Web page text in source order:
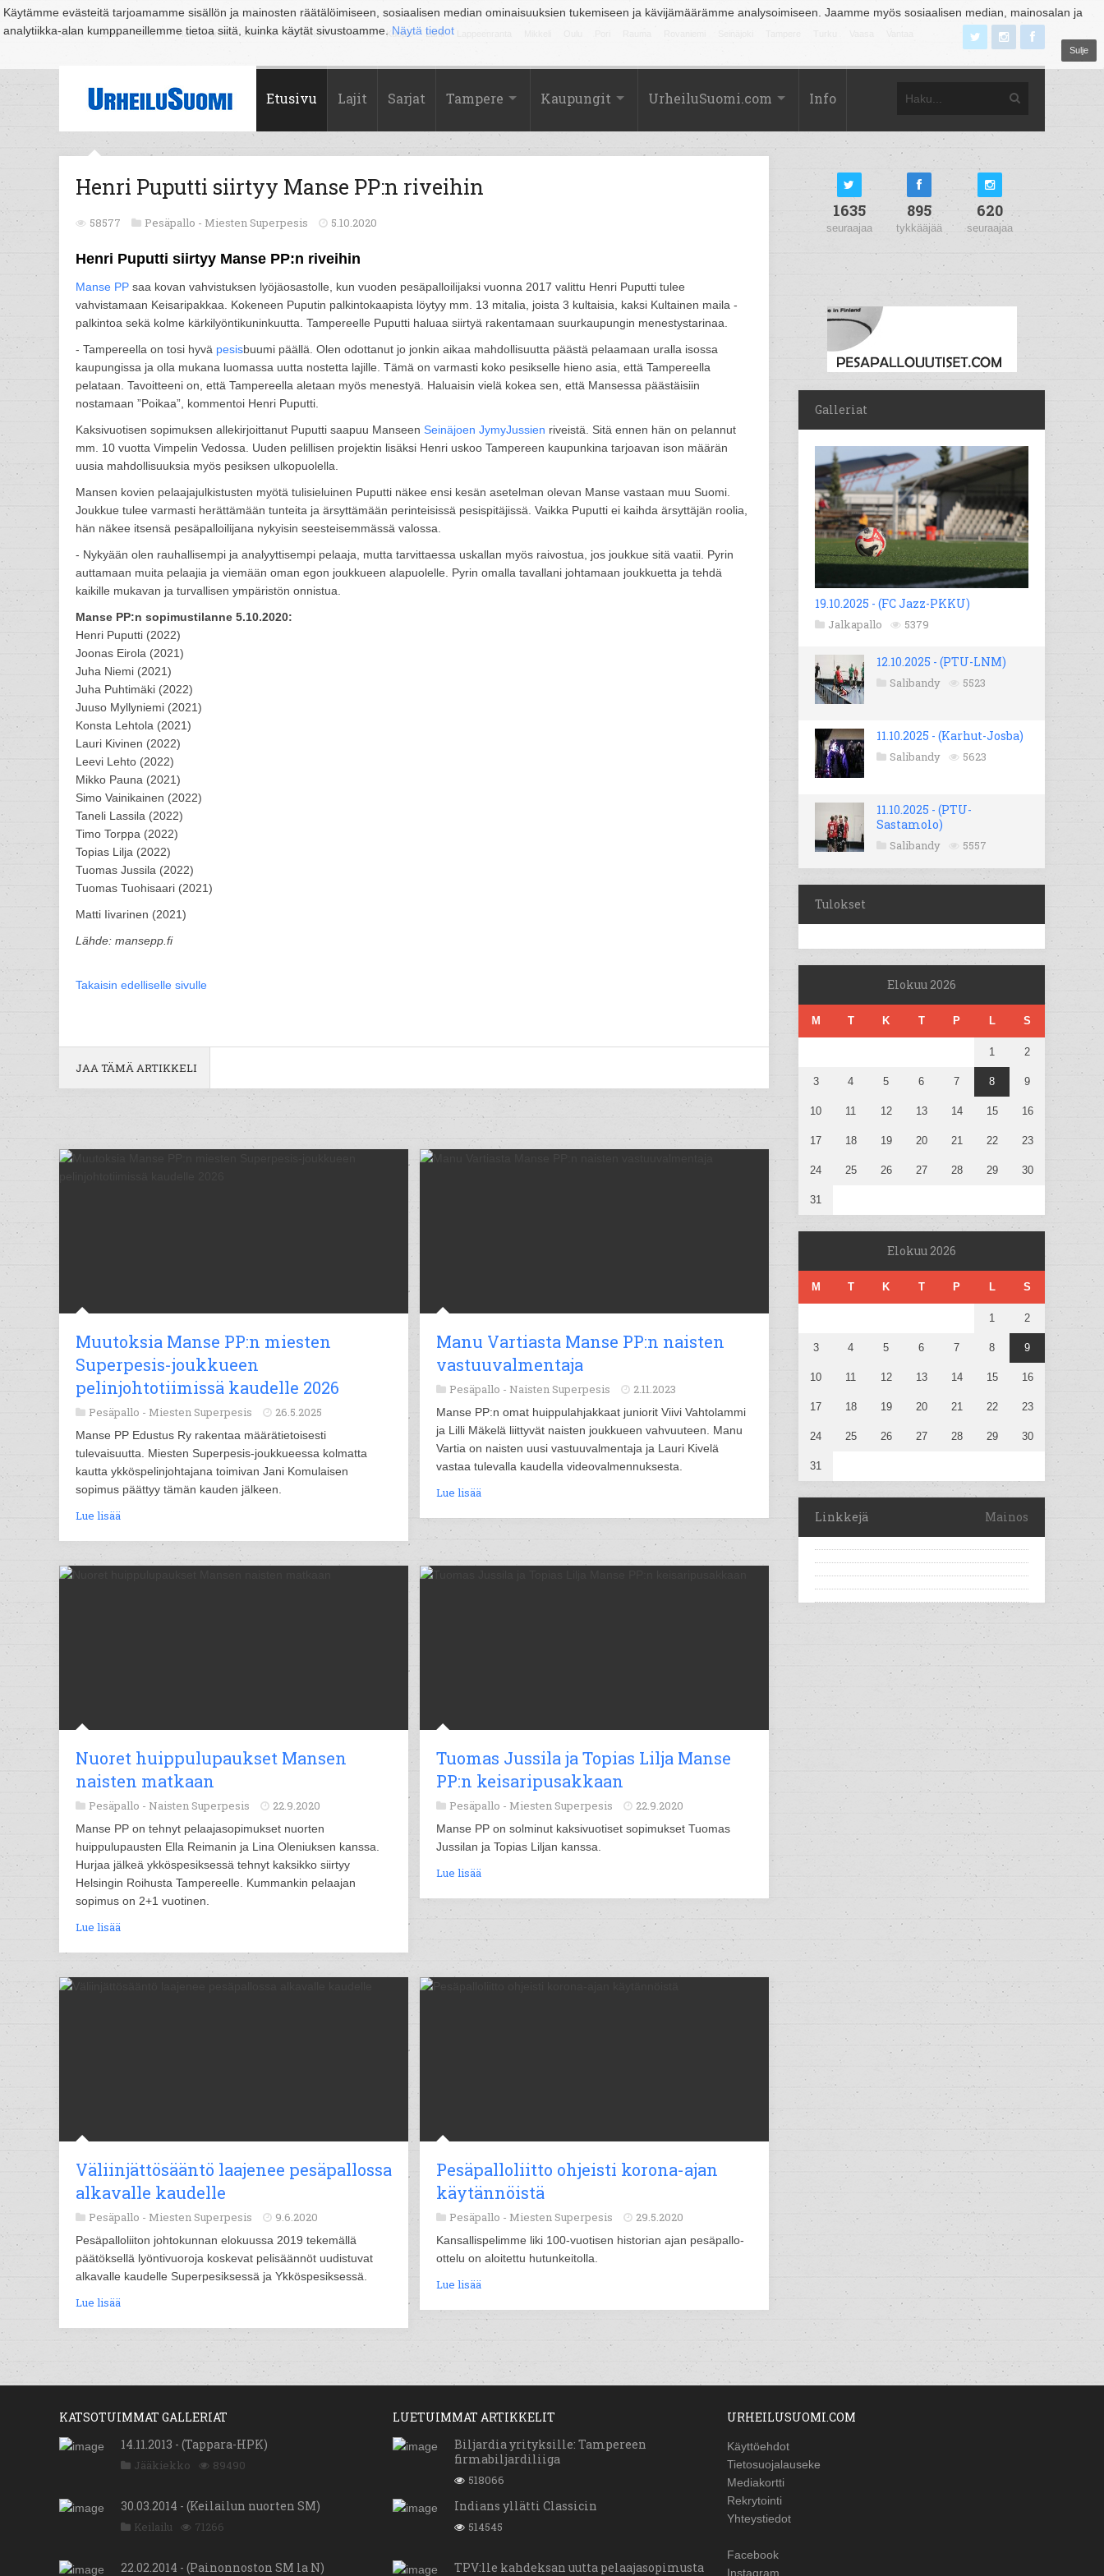
Käytämme evästeitä tarjoamamme sisällön ja mainosten räätälöimiseen, sosiaalisen median ominaisuuksien tukemiseen ja kävijämäärämme analysoimiseen. Jaamme myös sosiaalisen median, mainosalan ja
analytiikka-alan kumppaneillemme tietoa siitä, kuinka käytät sivustoamme. Näytä tiedot
Sulje
Suomi Espoo Helsinki Hämeenlinna Joensuu Jyväskylä Kouvola Kuopio Lahti
Etusivu Lajit Sarjat Tampere Kaupungit UrheiluSuomi.com Info
Henri Puputti siirtyy Manse PP:n riveihin
58577 Pesäpallo - Miesten Superpesis 5.10.2020
Henri Puputti siirtyy Manse PP:n riveihin
Manse PP saa kovan vahvistuksen lyöjäosastolle, kun vuoden pesäpalloilijaksi vuonna 2017 valittu Henri Puputti tulee
vahvistamaan Keisaripakkaa. Kokeneen Puputin palkintokaapista löytyy mm. 13 mitalia, joista 3 kultaisia, kaksi Kultainen maila -
palkintoa sekä kolme kärkilyöntikuninkuutta. Tampereelle Puputti haluaa siirtyä rakentamaan suurkaupungin menestystarinaa.
- Tampereella on tosi hyvä pesisbuumi päällä. Olen odottanut jo jonkin aikaa mahdollisuutta päästä pelaamaan uralla isossa
kaupungissa ja olla mukana luomassa uutta nostetta lajille. Tämä on varmasti koko pesikselle hieno asia, että Tampereella
pelataan. Tavoitteeni on, että Tampereella aletaan myös menestyä. Haluaisin vielä kokea sen, että Mansessa päästäisiin
nostamaan ”Poikaa”, kommentoi Henri Puputti.
Kaksivuotisen sopimuksen allekirjoittanut Puputti saapuu Manseen Seinäjoen JymyJussien riveistä. Sitä ennen hän on pelannut
mm. 10 vuotta Vimpelin Vedossa. Uuden pelillisen projektin lisäksi Henri uskoo Tampereen kaupunkina tarjoavan ison määrän
uusia mahdollisuuksia myös pesiksen ulkopuolella.
Mansen kovien pelaajajulkistusten myötä tulisieluinen Puputti näkee ensi kesän asetelman olevan Manse vastaan muu Suomi.
Joukkue tulee varmasti herättämään tunteita ja ärsyttämään perinteisissä pesispitäjissä. Vaikka Puputti ei kaihda ärsyttäjän roolia,
hän näkee itsensä pesäpalloilijana nykyisin seesteisemmässä valossa.
- Nykyään olen rauhallisempi ja analyyttisempi pelaaja, mutta tarvittaessa uskallan myös raivostua, jos joukkue sitä vaatii. Pyrin
auttamaan muita pelaajia ja viemään oman egon joukkueen alapuolelle. Pyrin omalla tavallani johtamaan joukkuetta ja tehdä
kaikille mukavan ja turvallisen ympäristön onnistua.
Manse PP:n sopimustilanne 5.10.2020:
Henri Puputti (2022)
Joonas Eirola (2021)
Juha Niemi (2021)
Juha Puhtimäki (2022)
Juuso Myllyniemi (2021)
Konsta Lehtola (2021)
Lauri Kivinen (2022)
Leevi Lehto (2022)
Mikko Pauna (2021)
Simo Vainikainen (2022)
Taneli Lassila (2022)
Timo Torppa (2022)
Topias Lilja (2022)
Tuomas Jussila (2022)
Tuomas Tuohisaari (2021)
Matti Iivarinen (2021)
Lähde: mansepp.fi
Takaisin edelliselle sivulle
JAA TÄMÄ ARTIKKELI
Muutoksia Manse PP:n miesten
Superpesis-joukkueen
pelinjohtotiimissä kaudelle 2026
Pesäpallo - Miesten Superpesis 26.5.2025
Manse PP Edustus Ry rakentaa määrätietoisesti
tulevaisuutta. Miesten Superpesis-joukkueessa kolmatta
kautta ykköspelinjohtajana toimivan Jani Komulaisen
sopimus päättyy tämän kauden jälkeen.
Lue lisää
Manu Vartiasta Manse PP:n naisten
vastuuvalmentaja
Pesäpallo - Naisten Superpesis 2.11.2023
Manse PP:n omat huippulahjakkaat juniorit Viivi Vahtolammi
ja Lilli Mäkelä liittyvät naisten joukkueen vahvuuteen. Manu
Vartia on naisten uusi vastuuvalmentaja ja Lauri Kivelä
vastaa tulevalla kaudella videovalmennuksesta.
Lue lisää
Nuoret huippulupaukset Mansen
naisten matkaan
Pesäpallo - Naisten Superpesis 22.9.2020
Manse PP on tehnyt pelaajasopimukset nuorten
huippulupausten Ella Reimanin ja Lina Oleniuksen kanssa.
Hurjaa jälkeä ykköspesiksessä tehnyt kaksikko siirtyy
Helsingin Roihusta Tampereelle. Kummankin pelaajan
sopimus on 2+1 vuotinen.
Lue lisää
Tuomas Jussila ja Topias Lilja Manse
PP:n keisaripusakkaan
Pesäpallo - Miesten Superpesis 22.9.2020
Manse PP on solminut kaksivuotiset sopimukset Tuomas
Jussilan ja Topias Liljan kanssa.
Lue lisää
Väliinjättösääntö laajenee pesäpallossa
alkavalle kaudelle
Pesäpallo - Miesten Superpesis 9.6.2020
Pesäpalloliiton johtokunnan elokuussa 2019 tekemällä
päätöksellä lyöntivuoroja koskevat pelisäännöt uudistuvat
alkavalle kaudelle Superpesiksessä ja Ykköspesiksessä.
Lue lisää
Pesäpalloliitto ohjeisti korona-ajan
käytännöistä
Pesäpallo - Miesten Superpesis 29.5.2020
Kansallispelimme liki 100-vuotisen historian ajan pesäpallo-
ottelu on aloitettu hutunkeitolla.
Lue lisää
1635
seuraajaa
895
tykkääjää
620
seuraajaa
Galleriat
19.10.2025 - (FC Jazz-PKKU)
Jalkapallo 5379
12.10.2025 - (PTU-LNM)
Salibandy 5523
11.10.2025 - (Karhut-Josba)
Salibandy 5623
11.10.2025 - (PTU-
Sastamolo)
Salibandy 5557
Tulokset
Elokuu 2026
M T K T P L S
1 2
3 4 5 6 7 8 9
10 11 12 13 14 15 16
17 18 19 20 21 22 23
24 25 26 27 28 29 30
31
Elokuu 2026
M T K T P L S
1 2
3 4 5 6 7 8 9
10 11 12 13 14 15 16
17 18 19 20 21 22 23
24 25 26 27 28 29 30
31
Linkkejä Mainos
KATSOTUIMMAT GALLERIAT
14.11.2013 - (Tappara-HPK)
Jääkiekko 89490
30.03.2014 - (Keilailun nuorten SM)
Keilailu 71266
22.02.2014 - (Painonnoston SM la N)
LUETUIMMAT ARTIKKELIT
Biljardia yrityksille: Tampereen
firmabiljardiliiga
518066
Indians yllätti Classicin
514545
TPV:lle kahdeksan uutta pelaajasopimusta
URHEILUSUOMI.COM
Käyttöehdot
Tietosuojalauseke
Mediakortti
Rekrytointi
Yhteystiedot
Facebook
Instagram